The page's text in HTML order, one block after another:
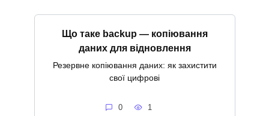
Що таке backup — копіювання
даних для відновлення
Резервне копіювання даних: як захистити
свої цифрові
0 1